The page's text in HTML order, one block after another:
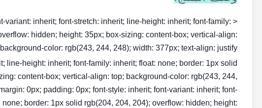
variant: inherit; font-stretch: inherit; line-height: inherit; font-family:
hidden; height: 35px; box-sizing: content-box; vertical-align:
color: rgb(243, 244, 248); width: 377px; text-align: justify;">
line-height: inherit; font-family: inherit; float: none; border: 1px solid
content-box; vertical-align: top; background-color: rgb(243, 244,
0px; padding: 0px; font-style: inherit; font-variant: inherit; font-
border: 1px solid rgb(204, 204, 204); overflow: hidden; height: